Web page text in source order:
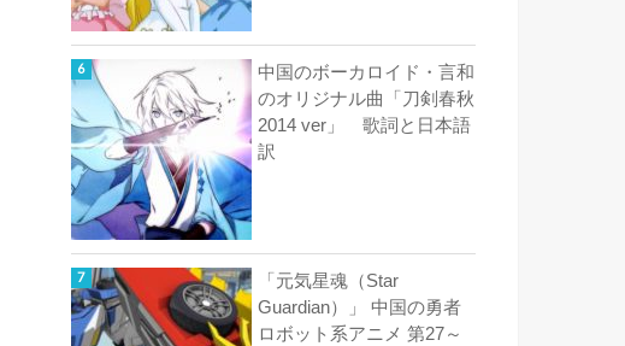
中国のボーカロイド・言和
のオリジナル曲「刀剣春秋
2014 ver」 歌詞と日本語
訳
「元気星魂（Star
Guardian）」 中国の勇者
ロボット系アニメ 第27～